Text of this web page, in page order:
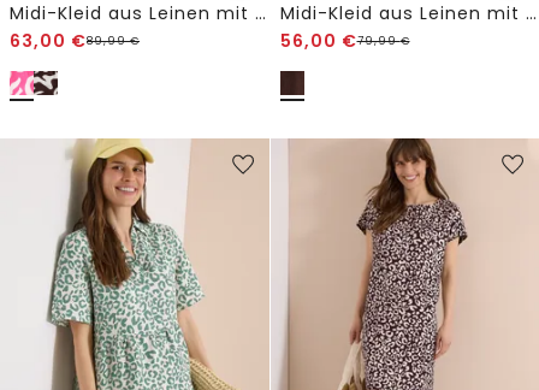
Midi-Kleid aus Leinen mit Print
63,00 €89,99€
Midi-Kleid aus Leinen mit Knopfleiste
56,00 €79,99€